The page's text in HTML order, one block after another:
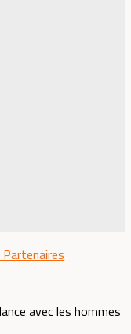
Partenaires